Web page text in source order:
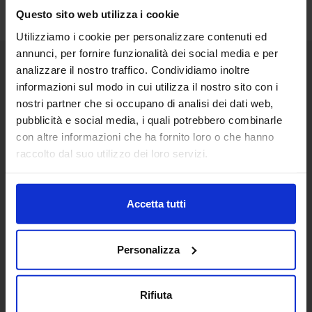
Questo sito web utilizza i cookie
Utilizziamo i cookie per personalizzare contenuti ed
annunci, per fornire funzionalità dei social media e per
analizzare il nostro traffico. Condividiamo inoltre
informazioni sul modo in cui utilizza il nostro sito con i
nostri partner che si occupano di analisi dei dati web,
pubblicità e social media, i quali potrebbero combinarle
con altre informazioni che ha fornito loro o che hanno
raccolto dal suo utilizzo dei loro servizi.
Accetta tutti
Personalizza
Rifiuta
Senaf srl
Via Eritrea 21/A
20157 | Milano | Italia
+ 39 02.332039460
In collaborazione con